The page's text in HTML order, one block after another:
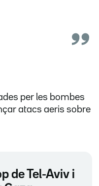
per les bombes
atacs aeris sobre
de Tel-Aviv i